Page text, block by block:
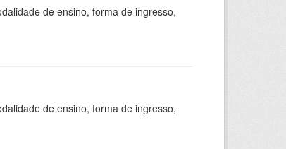
de ensino, forma de ingresso,
de ensino, forma de ingresso,